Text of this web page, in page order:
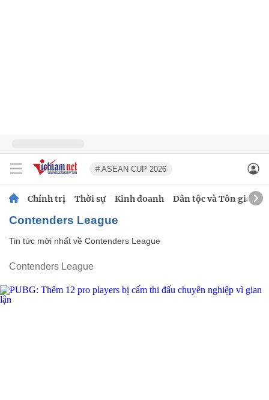
# ASEAN CUP 2026
Chính trị Thời sự Kinh doanh Dân tộc và Tôn giáo
Contenders League
Tin tức mới nhất về Contenders League
Contenders League